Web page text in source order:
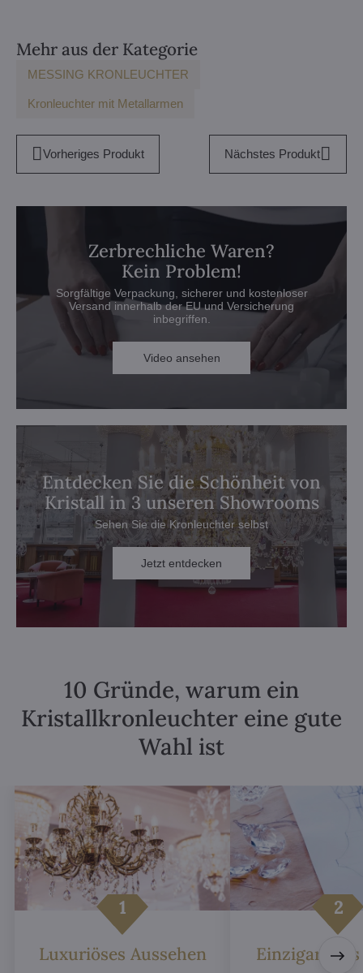
Mehr aus der Kategorie
MESSING KRONLEUCHTER
Kronleuchter mit Metallarmen
Vorheriges Produkt Nächstes Produkt
Zerbrechliche Waren?
Kein Problem!
Sorgfältige Verpackung, sicherer und kostenloser
Versand innerhalb der EU und Versicherung
inbegriffen.
Video ansehen
Entdecken Sie die Schönheit von
Kristall in 3 unseren Showrooms
Sehen Sie die Kronleuchter selbst
Jetzt entdecken
10 Gründe, warum ein
Kristallkronleuchter eine gute
Wahl ist
Luxuriöses Aussehen